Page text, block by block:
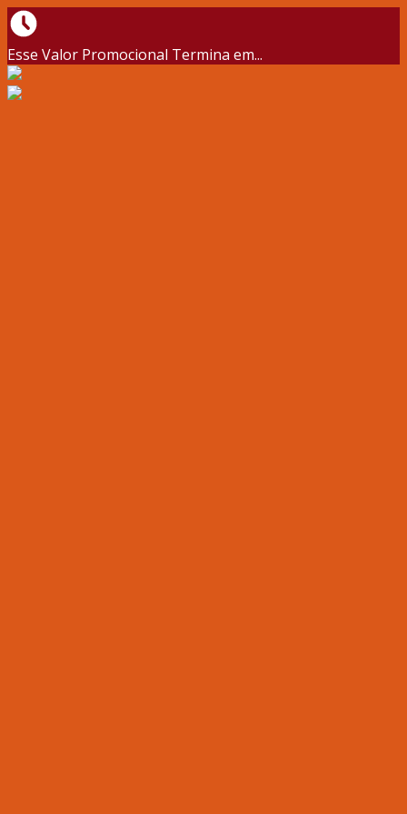
Esse Valor Promocional Termina em...